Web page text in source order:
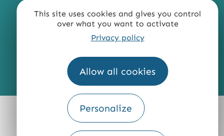
This site uses cookies and gives you control
over what you want to activate
Privacy policy
Allow all cookies
Personalize
Fourni par
Traduction